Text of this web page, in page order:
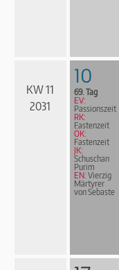
KW 11
2031
10
69. Tag
EV:
Passionszeit
RK:
Fastenzeit
ÖK:
Fastenzeit
JK:
Schuschan
Purim
EN: Vierzig
Märtyrer
von Sebaste